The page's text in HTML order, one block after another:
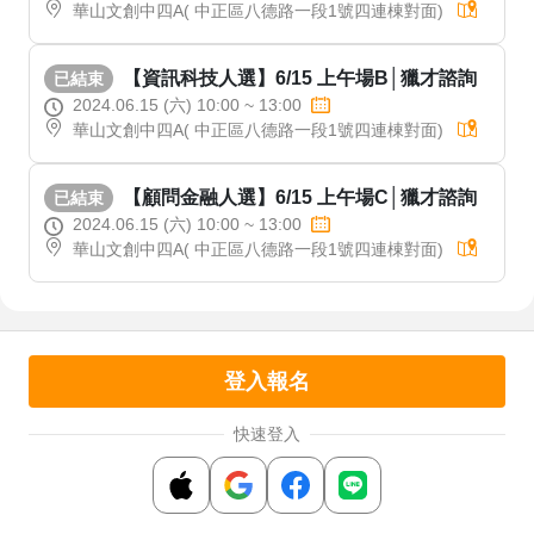
華山文創中四A( 中正區八德路一段1號四連棟對面)
已結束 【資訊科技人選】6/15 上午場B│獵才諮詢
2024.06.15 (六) 10:00 ~ 13:00
華山文創中四A( 中正區八德路一段1號四連棟對面)
已結束 【顧問金融人選】6/15 上午場C│獵才諮詢
2024.06.15 (六) 10:00 ~ 13:00
華山文創中四A( 中正區八德路一段1號四連棟對面)
登入報名
快速登入